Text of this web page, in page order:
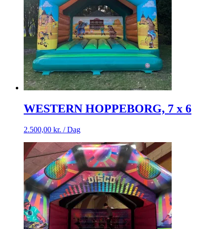
WESTERN HOPPEBORG, 7 x 6
2.500,00 kr. / Dag